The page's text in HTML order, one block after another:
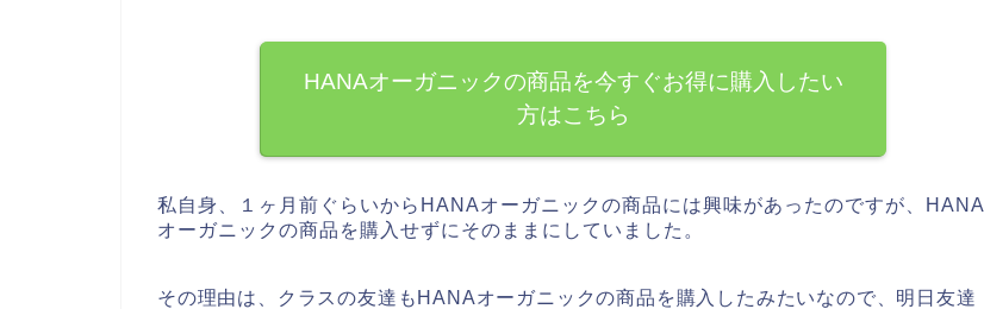
HANAオーガニックの商品を今すぐお得に購入したい
方はこちら
私自身、１ヶ月前ぐらいからHANAオーガニックの商品には興味があったのですが、HANA
オーガニックの商品を購入せずにそのままにしていました。
その理由は、クラスの友達もHANAオーガニックの商品を購入したみたいなので、明日友達